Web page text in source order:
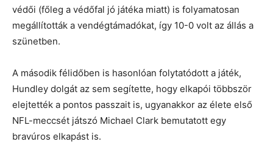
védői (főleg a védőfal jó játéka miatt) is folyamatosan
megállították a vendégtámadókat, így 10-0 volt az állás a
szünetben.
A második félidőben is hasonlóan folytatódott a játék,
Hundley dolgát az sem segítette, hogy elkapói többször
elejtették a pontos passzait is, ugyanakkor az élete első
NFL-meccsét játszó Michael Clark bemutatott egy
bravúros elkapást is.